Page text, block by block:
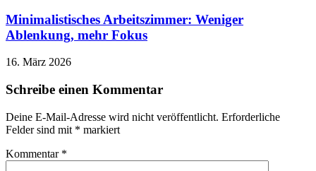
Minimalistisches Arbeitszimmer: Weniger
Ablenkung, mehr Fokus
16. März 2026
Schreibe einen Kommentar
Deine E-Mail-Adresse wird nicht veröffentlicht. Erforderliche
Felder sind mit * markiert
Kommentar *